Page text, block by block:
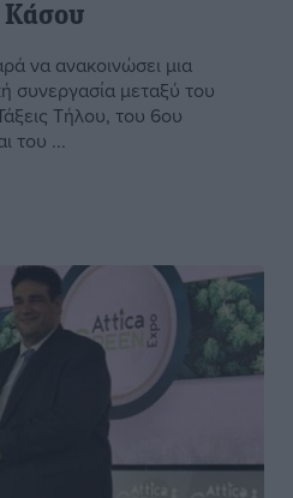
Κάσου
να ανακοινώσει μια
συνεργασία μεταξύ του
Τήλου, του 6ου
του ...